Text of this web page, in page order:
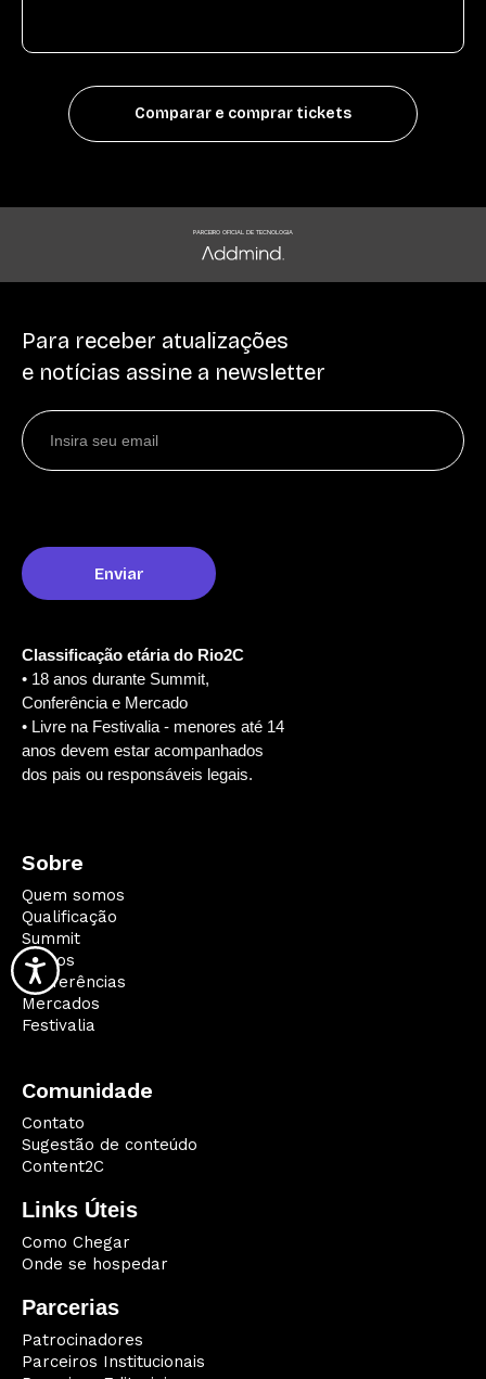
Comparar e comprar tickets
PARCEIRO OFICIAL DE TECNOLOGIA
Para receber atualizações
e notícias assine a newsletter
Classificação etária do Rio2C
• 18 anos durante Summit,
Conferência e Mercado
• Livre na Festivalia - menores até 14
anos devem estar acompanhados
dos pais ou responsáveis legais.
Sobre
Quem somos
Qualificação
Summit
Palcos
Conferências
Mercados
Festivalia
Comunidade
Contato
Sugestão de conteúdo
Content2C
Links Úteis
Como Chegar
Onde se hospedar
Parcerias
Patrocinadores
Parceiros Institucionais